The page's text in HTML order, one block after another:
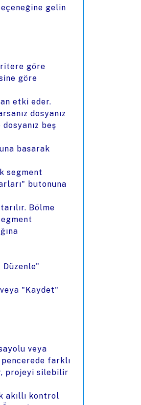
gelin
göre
göre
etki eder.
dosyanız
beş
basarak
segment
butonuna
Bölme
"Kaydet"
veya
farklı
projeyi silebilir
akıllı kontrol